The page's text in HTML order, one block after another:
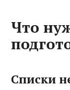
Что
Списки